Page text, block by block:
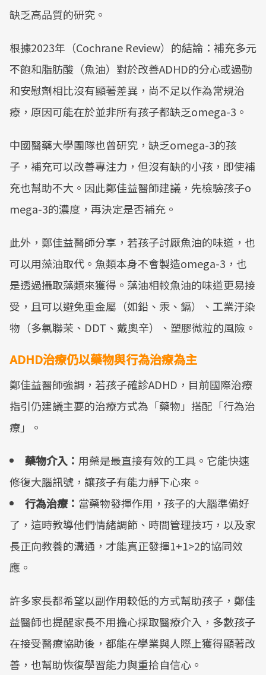
缺乏高品質的研究。
根據2023年（Cochrane Review）的結論：補充多元
不飽和脂肪酸（魚油）對於改善ADHD的分心或過動
和安慰劑相比沒有顯著差異，尚不足以作為常規治
療，原因可能在於並非所有孩子都缺乏omega-3。
中國醫藥大學團隊也曾研究，缺乏omega-3的孩
子，補充可以改善專注力，但沒有缺的小孩，即使補
充也幫助不大。因此鄭佳益醫師建議，先檢驗孩子o
mega-3的濃度，再決定是否補充。
此外，鄭佳益醫師分享，若孩子討厭魚油的味道，也
可以用藻油取代。魚類本身不會製造omega-3，也
是透過攝取藻類來獲得。藻油相較魚油的味道更易接
受，且可以避免重金屬（如鉛、汞、鎘）、工業汙染
物（多氯聯茉、DDT、戴奧辛）、塑膠微粒的風險。
ADHD治療仍以藥物與行為治療為主
鄭佳益醫師強調，若孩子確診ADHD，目前國際治療
指引仍建議主要的治療方式為「藥物」搭配「行為治
療」。
藥物介入： 用藥是最直接有效的工具。它能快速
修復大腦訊號，讓孩子有能力靜下心來。
行為治療： 當藥物發揮作用，孩子的大腦準備好
了，這時教導他們情緒調節、時間管理技巧，以及家
長正向教養的溝通，才能真正發揮1+1>2的協同效
應。
許多家長都希望以副作用較低的方式幫助孩子，鄭佳
益醫師也提醒家長不用擔心採取醫療介入，多數孩子
在接受醫療協助後，都能在學業與人際上獲得顯著改
善，也幫助恢復學習能力與重拾自信心。